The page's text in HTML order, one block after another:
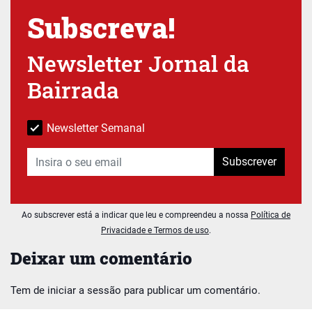
Deixar um comentário
Tem de iniciar a sessão para publicar um comentário.
Subscreva!
Newsletter Jornal da
Bairrada
Newsletter Semanal
Subscrever
Ao subscrever está a indicar que leu e compreendeu a nossa Política de
Privacidade e Termos de uso.